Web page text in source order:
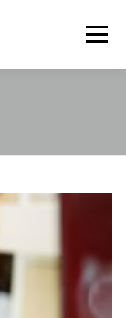
メニュ